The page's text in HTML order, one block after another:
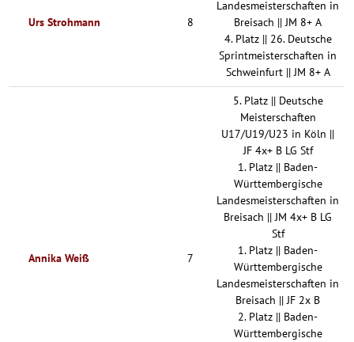
Urs Strohmann 8
Landesmeisterschaften in
Breisach || JM 8+ A
4. Platz || 26. Deutsche
Sprintmeisterschaften in
Schweinfurt || JM 8+ A
Annika Weiß 7
5. Platz || Deutsche
Meisterschaften
U17/U19/U23 in Köln ||
JF 4x+ B LG Stf
1. Platz || Baden-
Württembergische
Landesmeisterschaften in
Breisach || JM 4x+ B LG
Stf
1. Platz || Baden-
Württembergische
Landesmeisterschaften in
Breisach || JF 2x B
2. Platz || Baden-
Württembergische